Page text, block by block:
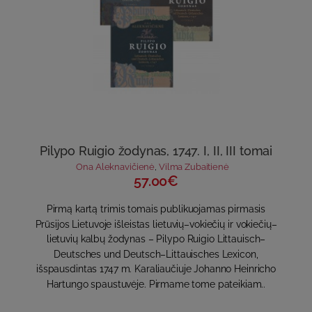
Pilypo Ruigio žodynas, 1747. I, II, III tomai
Ona Aleknavičienė, Vilma Zubaitienė
57.00€
Pirmą kartą trimis tomais publikuojamas pirmasis
Prūsijos Lietuvoje išleistas lietuvių–vokiečių ir vokiečių–
lietuvių kalbų žodynas – Pilypo Ruigio Littauisch–
Deutsches und Deutsch–Littauisches Lexicon,
išspausdintas 1747 m. Karaliaučiuje Johanno Heinricho
Hartungo spaustuvėje. Pirmame tome pateikiam..